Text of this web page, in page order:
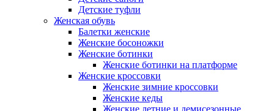
Детские туфли
Женская обувь
Балетки женские
Женские босоножки
Женские ботинки
Женские ботинки на платформе
Женские кроссовки
Женские зимние кроссовки
Женские кеды
Женские летние и демисезонные